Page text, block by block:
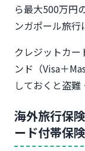
ら最大500万円
ンガポール旅行
クレジットカ
ンド（Visa＋
しておくと盗難
海外旅行保
ード付帯保